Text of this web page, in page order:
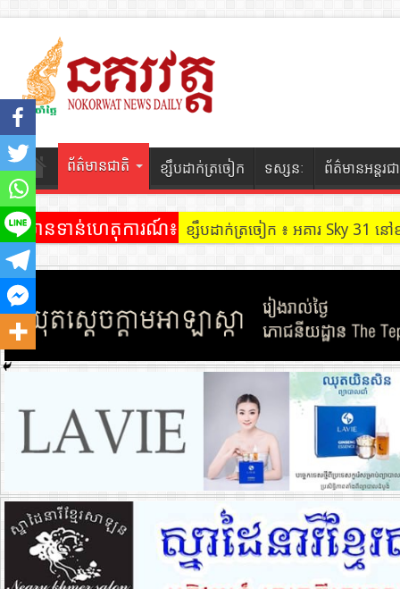
ព័ត៌មានជាតិ ខ្សឹបដាក់ត្រចៀក ទស្សនៈ ព័ត៌មានអន្តរជ
ព័ត៌មានទាន់ហេតុការណ៍៖ ខ្សឹបដាក់ត្រចៀក ៖ អគារ Sky 31